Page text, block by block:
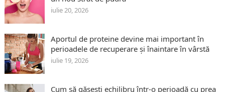
iulie 20, 2026
Aportul de proteine devine mai important în
perioadele de recuperare și înaintare în vârstă
iulie 19, 2026
Cum să găsești echilibru într-o perioadă cu prea